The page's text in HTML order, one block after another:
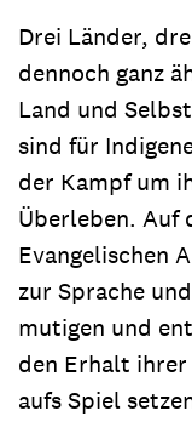
Drei Länder,
dennoch ganz
Land und
sind für
der Kampf um
Überleben. Auf
Evangelischen
zur Sprache
mutigen und
den Erhalt
aufs Spiel